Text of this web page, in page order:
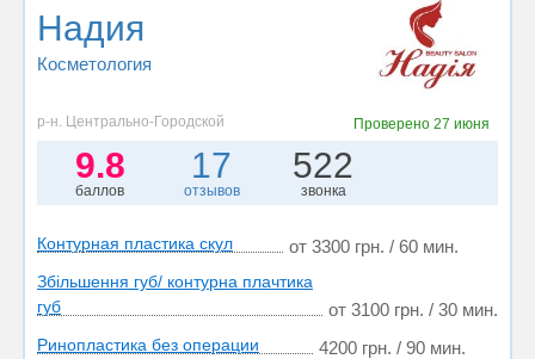
Надия
Косметология
р-н. Центрально-Городской Проверено 27 июня
9.8
баллов
17
отзывов
522
звонка
Контурная пластика скул от 3300 грн. / 60 мин.
Збільшення губ/ контурна плачтика
губ
от 3100 грн. / 30 мин.
Ринопластика без операции 4200 грн. / 90 мин.